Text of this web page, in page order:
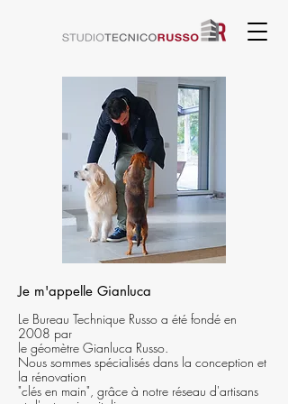
Je m'appelle Gianluca
Le Bureau Technique Russo a été fondé en
2008 par
le géomètre Gianluca Russo.
Nous sommes spécialisés dans la conception et
la rénovation
"clés en main", grâce à notre réseau d'artisans